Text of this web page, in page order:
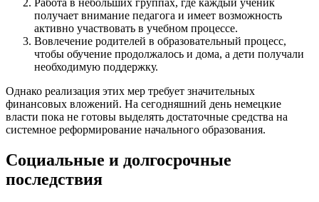
Работа в небольших группах, где каждый ученик
получает внимание педагога и имеет возможность
активно участвовать в учебном процессе.
Вовлечение родителей в образовательный процесс,
чтобы обучение продолжалось и дома, а дети получали
необходимую поддержку.
Однако реализация этих мер требует значительных
финансовых вложений. На сегодняшний день немецкие
власти пока не готовы выделять достаточные средства на
системное реформирование начального образования.
Социальные и долгосрочные
последствия